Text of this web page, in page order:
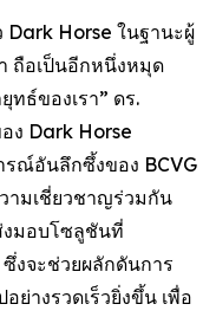
Dark Horse ในฐานะผู้
ถือเป็นอีกหนึ่งหมุด
ธ์ของเรา” ดร.
ง Dark Horse
รณ์อันลึกซึ้งของ BCVG
ามเชี่ยวชาญร่วมกัน
งมอบโซลูชันที่
จะช่วยผลักดันการ
ย่างรวดเร็วยิ่งขึ้น เพื่อ